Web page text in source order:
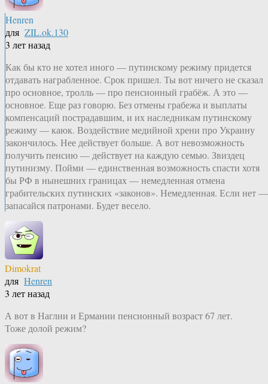
Henren
для ZIL.ok.130
3 лет назад
Как бы кто не хотел иного — путинскому режиму придется
отдавать награбленное. Срок пришел. Ты вот ничего не сказал
про основное, тролль — про пенсионный грабёж. А это —
основное. Еще раз говорю. Без отмены грабежа и выплаты
компенсаций пострадавшим, и их наследникам путинскому
режиму — каюк. Воздействие медийной хрени про Украину
закончилось. Нее действует больше. А вот невозможность
получить пенсию — действует на каждую семью. Звиздец
путинизму. Пойми — единственная возможность спасти хотя
бы РФ в нынешних границах — немедленная отмена
грабительских путинских «законов». Немедленная. Если нет —
запасайся патронами. Будет весело.
Dimokrat
для Henren
3 лет назад
А вот в Наглии и Ермании пенсионный возраст 67 лет.
Тоже долой режим?